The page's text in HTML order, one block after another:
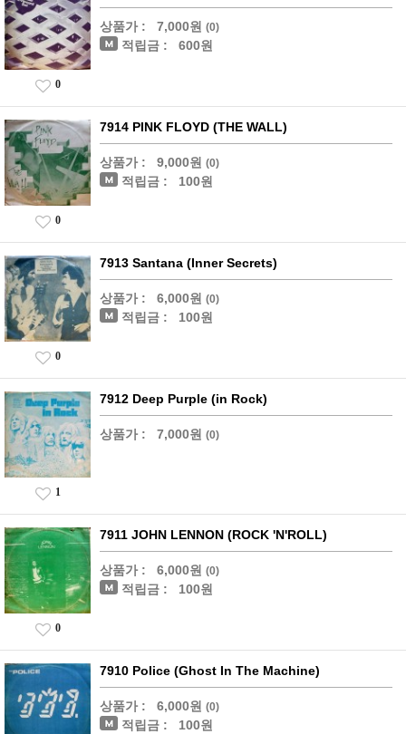
상품가 : 7,000원 (0)
적립금 : 600원
0
7914 PINK FLOYD (THE WALL)
상품가 : 9,000원 (0)
적립금 : 100원
0
7913 Santana (Inner Secrets)
상품가 : 6,000원 (0)
적립금 : 100원
0
7912 Deep Purple (in Rock)
상품가 : 7,000원 (0)
1
7911 JOHN LENNON (ROCK 'N'ROLL)
상품가 : 6,000원 (0)
적립금 : 100원
0
7910 Police (Ghost In The Machine)
상품가 : 6,000원 (0)
적립금 : 100원